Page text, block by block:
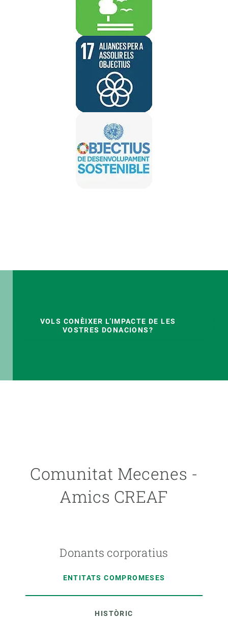
VOLS CONÈIXER L’IMPACTE DE LES
VOSTRES DONACIONS?
Comunitat Mecenes -
Amics CREAF
Donants corporatius
ENTITATS COMPROMESES
HISTÒRIC